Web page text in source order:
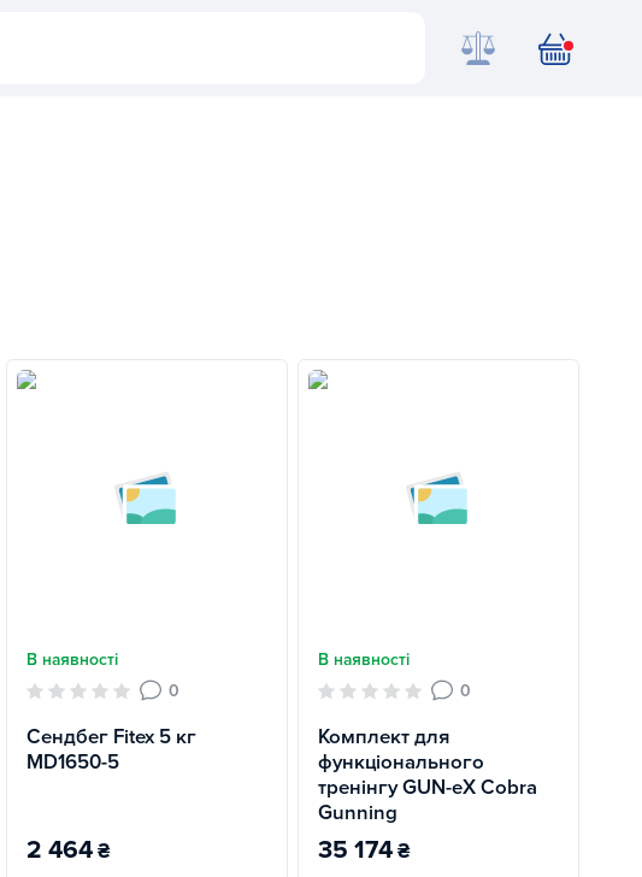
В наявності
0
Сендбег Fitex 5 кг
MD1650-5
2 464₴
В наявності
0
Комплект для
функціонального
тренінгу GUN-eX Cobra
Gunning
35 174₴